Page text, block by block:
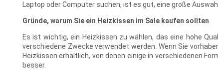
Laptop oder Computer suchen, ist es gut, eine große
Gründe, warum Sie ein Heizkissen im Sale kaufen sollten
Es ist wichtig, ein Heizkissen zu wählen, das eine hohe
verschiedene Zwecke verwendet werden. Wenn Sie
Heizkissen erhältlich, von denen einige in verschiedenen
besser.